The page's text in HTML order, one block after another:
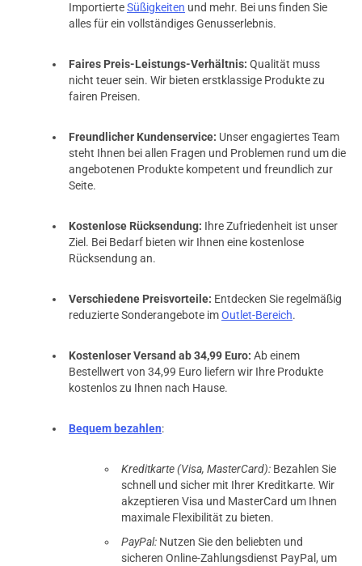
ImportierteSüßigkeiten und mehr. Bei uns finden Sie
alles für ein vollständiges Genusserlebnis.
Faires Preis-Leistungs-Verhältnis: Qualität muss
nicht teuer sein. Wir bieten erstklassige Produkte zu
fairen Preisen.
Freundlicher Kundenservice: Unser engagiertes Team
steht Ihnen bei allen Fragen und Problemen rund um die
angebotenen Produkte kompetent und freundlich zur
Seite.
Kostenlose Rücksendung: Ihre Zufriedenheit ist unser
Ziel. Bei Bedarf bieten wir Ihnen eine kostenlose
Rücksendung an.
Verschiedene Preisvorteile: Entdecken Sie regelmäßig
reduzierte Sonderangebote imOutlet-Bereich.
Kostenloser Versand ab 34,99 Euro: Ab einem
Bestellwert von 34,99 Euro liefern wir Ihre Produkte
kostenlos zu Ihnen nach Hause.
Bequem bezahlen:
Kreditkarte (Visa, MasterCard): Bezahlen Sie
schnell und sicher mit Ihrer Kreditkarte. Wir
akzeptieren Visa und MasterCard um Ihnen
maximale Flexibilität zu bieten.
PayPal: Nutzen Sie den beliebten und
sicheren Online-Zahlungsdienst PayPal, um